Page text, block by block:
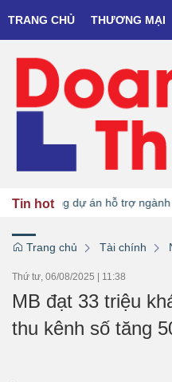
TRANG CHỦ THƯƠNG MẠI
Tin hot
động dự án hỗ trợ ngành
Trang chủ Tài chính
Thứ tư, 06/08/2025 11:38
MB đạt 33 triệu
thu kênh số tăng